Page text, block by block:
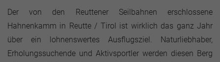
Der von den Reuttener Seilbahnen erschlossene
Hahnenkamm in Reutte / Tirol ist wirklich das ganz Jahr
über ein lohnenswertes Ausflugsziel. Naturliebhaber,
Erholungssuchende und Aktivsportler werden diesen Berg